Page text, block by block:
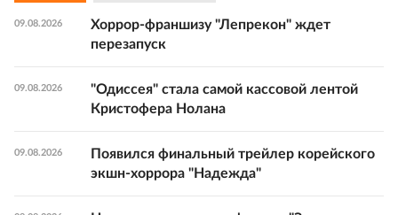
09.08.2026
Хоррор-франшизу "Лепрекон" ждет
перезапуск
09.08.2026
"Одиссея" стала самой кассовой лентой
Кристофера Нолана
09.08.2026
Появился финальный трейлер корейского
экшн-хоррора "Надежда"